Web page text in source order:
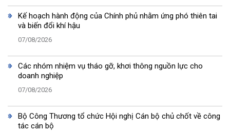
Kế hoạch hành động của Chính phủ nhằm ứng phó thiên tai
và biến đổi khí hậu
07/08/2026
Các nhóm nhiệm vụ tháo gỡ, khơi thông nguồn lực cho
doanh nghiệp
07/08/2026
Bộ Công Thương tổ chức Hội nghị Cán bộ chủ chốt về công
tác cán bộ